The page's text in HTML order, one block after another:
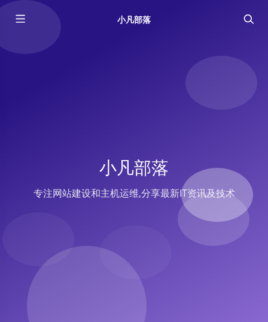
小凡部落
小凡部落
专注网站建设和主机运维,分享最新IT资讯及技术